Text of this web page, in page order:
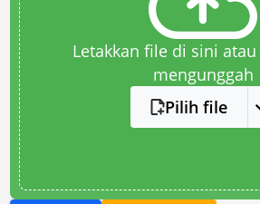
Letakkan file di sini
mengunggah
Pilih file